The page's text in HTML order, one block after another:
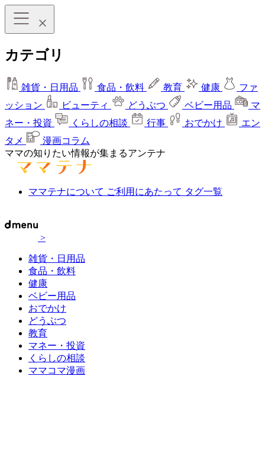
カテゴリ
雑貨・日用品 食品・飲料 教育 健康
ファ
ッション
ビューティ どうぶつ ベビー用品
マ
ネー・投資
くらしの相談 行事 おでかけ
エン
タメ
漫画コラム
ママの知りたい情報が集まるアンテナ
ママテナについて ご利用にあたって タグ一覧
>
雑貨・日用品
食品・飲料
健康
ベビー用品
おでかけ
どうぶつ
教育
マネー・投資
くらしの相談
ママコマ漫画